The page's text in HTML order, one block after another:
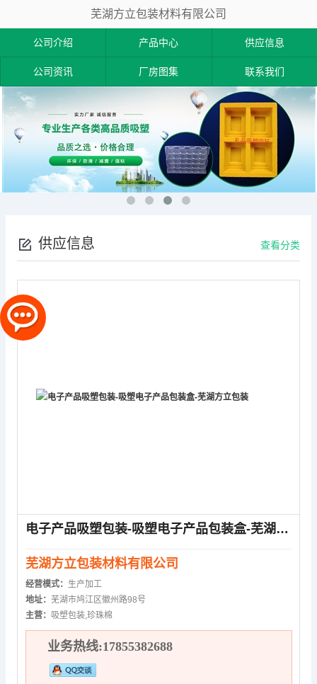
芜湖方立包装材料有限公司
公司介绍 产品中心 供应信息
公司资讯 厂房图集 联系我们
供应信息 查看分类
电子产品吸塑包装-吸塑电子产品包装盒-芜湖方立包装
芜湖方立包装材料有限公司
经营模式： 生产加工
地址： 芜湖市鸠江区徽州路98号
主营： 吸塑包装,珍珠棉
业务热线:17855382688